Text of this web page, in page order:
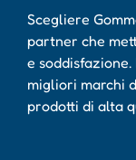
Scegliere
partner che
e
migliori marchi
prodotti di alta